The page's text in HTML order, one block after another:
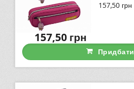
157,50 грн
157,50грн
Придбати